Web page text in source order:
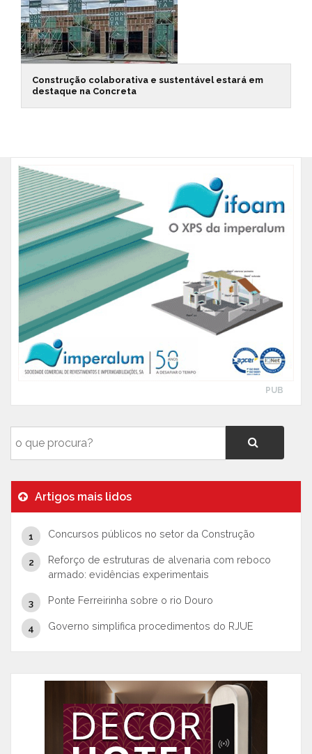
Construção colaborativa e sustentável estará em
destaque na Concreta
PUB
Artigos mais lidos
Concursos públicos no setor da Construção
Reforço de estruturas de alvenaria com reboco
armado: evidências experimentais
Ponte Ferreirinha sobre o rio Douro
Governo simplifica procedimentos do RJUE